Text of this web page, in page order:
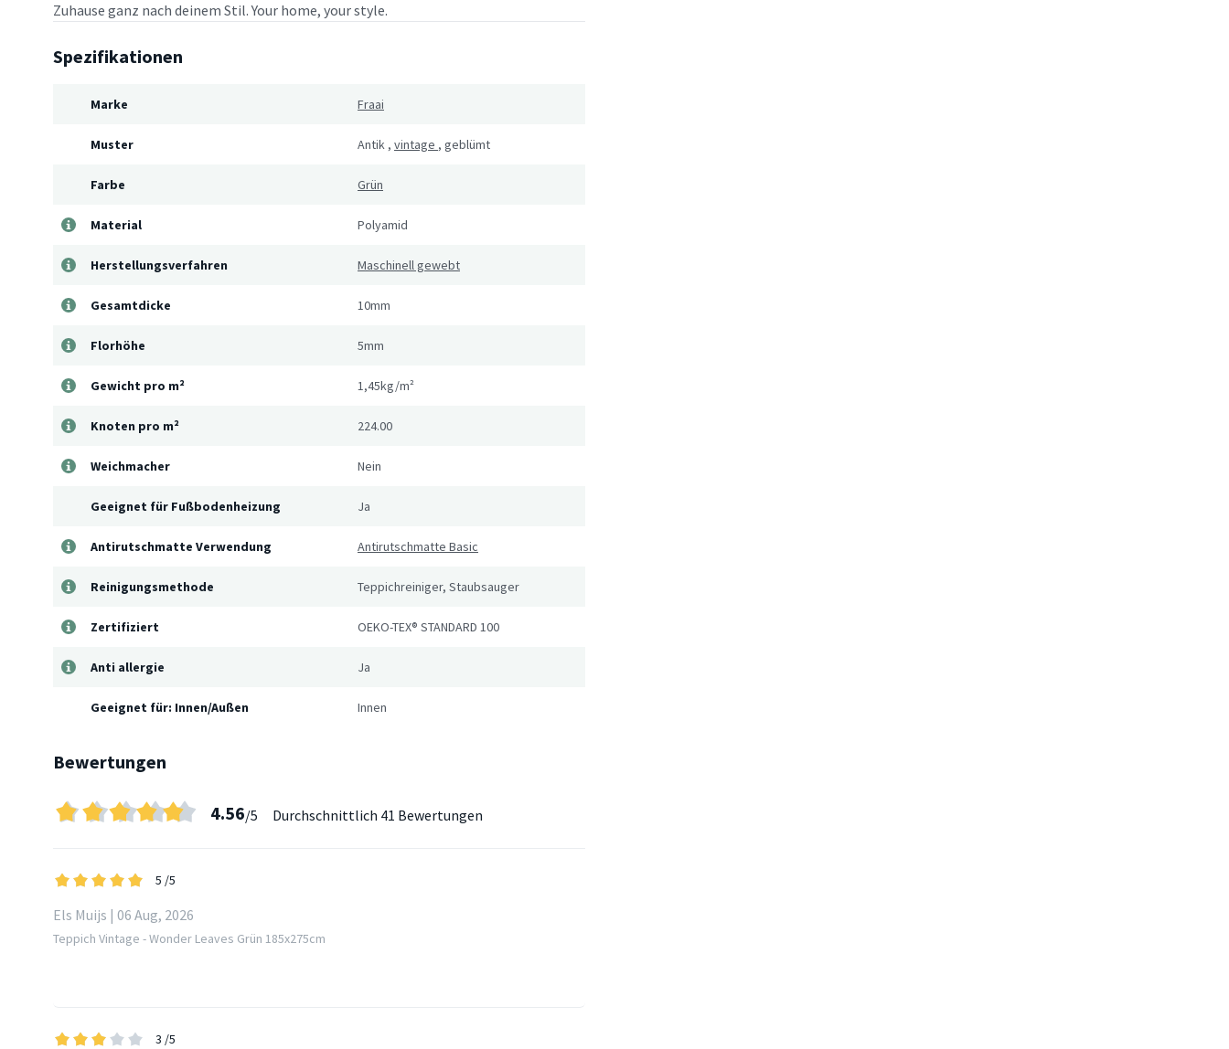
Zuhause ganz nach deinem Stil. Your home, your style.
Spezifikationen
Marke Fraai
Muster Antik , vintage , geblümt
Farbe Grün
Material Polyamid
Herstellungsverfahren Maschinell gewebt
Gesamtdicke 10mm
Florhöhe 5mm
Gewicht pro m² 1,45kg/m²
Knoten pro m² 224.00
Weichmacher Nein
Geeignet für Fußbodenheizung Ja
Antirutschmatte Verwendung Antirutschmatte Basic
Reinigungsmethode Teppichreiniger, Staubsauger
Zertifiziert OEKO-TEX® STANDARD 100
Anti allergie Ja
Geeignet für: Innen/Außen Innen
Bewertungen
4.56/5 Durchschnittlich 41 Bewertungen
5 /5
Els Muijs | 06 Aug, 2026
Teppich Vintage - Wonder Leaves Grün 185x275cm
3 /5